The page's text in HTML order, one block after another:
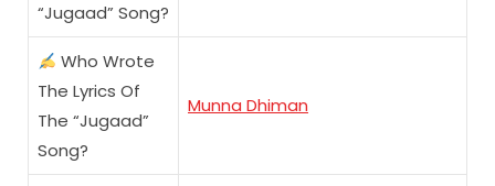
“Jugaad” Song?
Who Wrote
The Lyrics Of
The “Jugaad”
Song?
Munna Dhiman